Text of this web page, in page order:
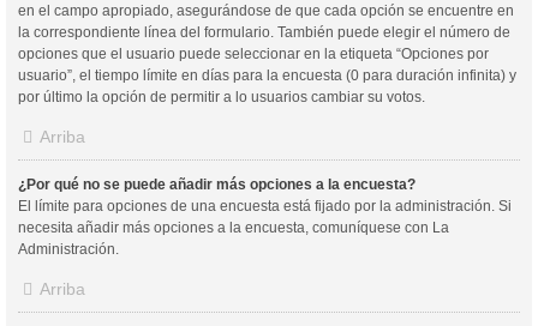
en el campo apropiado, asegurándose de que cada opción se encuentre en
la correspondiente línea del formulario. También puede elegir el número de
opciones que el usuario puede seleccionar en la etiqueta “Opciones por
usuario”, el tiempo límite en días para la encuesta (0 para duración infinita) y
por último la opción de permitir a lo usuarios cambiar su votos.
Arriba
¿Por qué no se puede añadir más opciones a la encuesta?
El límite para opciones de una encuesta está fijado por la administración. Si
necesita añadir más opciones a la encuesta, comuníquese con La
Administración.
Arriba